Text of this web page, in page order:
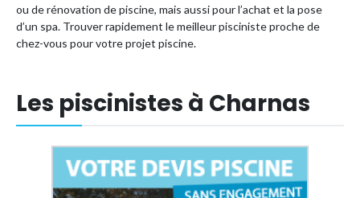
ou de rénovation de piscine, mais aussi pour l’achat et la pose
d’un spa. Trouver rapidement le meilleur pisciniste proche de
chez-vous pour votre projet piscine.
Les piscinistes à Charnas